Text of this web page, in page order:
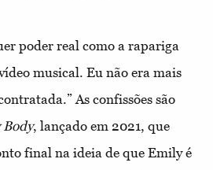
poder real como a rapariga
musical. Eu não era mais
As confissões são
Body, lançado em 2021, que
final na ideia de que Emily é